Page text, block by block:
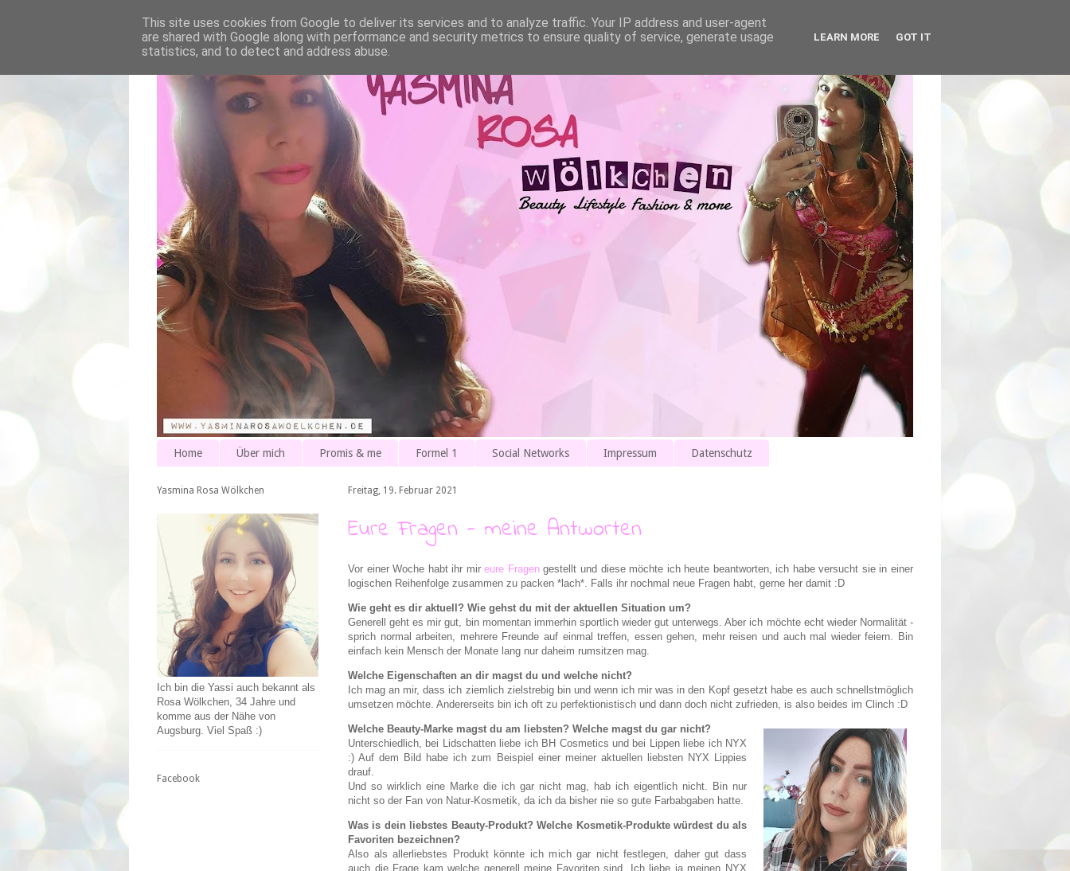
Home Über mich Promis & me Formel 1 Social Networks Impressum Datenschutz
Freitag, 19. Februar 2021
Eure Fragen - meine Antworten
Vor einer Woche habt ihr mireure Fragengestellt und diese möchte ich heute beantworten, ich habe versucht sie in einer
logischen Reihenfolge zusammen zu packen *lach*. Falls ihr nochmal neue Fragen habt, gerne her damit :D
Wie geht es dir aktuell? Wie gehst du mit der aktuellen Situation um?
Generell geht es mir gut, bin momentan immerhin sportlich wieder gut unterwegs. Aber ich möchte echt wieder Normalität -
sprich normal arbeiten, mehrere Freunde auf einmal treffen, essen gehen, mehr reisen und auch mal wieder feiern. Bin
einfach kein Mensch der Monate lang nur daheim rumsitzen mag.
Welche Eigenschaften an dir magst du und welche nicht?
Ich mag an mir, dass ich ziemlich zielstrebig bin und wenn ich mir was in den Kopf gesetzt habe es auch schnellstmöglich
umsetzen möchte. Andererseits bin ich oft zu perfektionistisch und dann doch nicht zufrieden, is also beides im Clinch :D
Welche Beauty-Marke magst du am liebsten? Welche magst du gar nicht?
Unterschiedlich, bei Lidschatten liebe ich BH Cosmetics und bei Lippen liebe ich NYX
:) Auf dem Bild habe ich zum Beispiel einer meiner aktuellen liebsten NYX Lippies
drauf.
Und so wirklich eine Marke die ich gar nicht mag, hab ich eigentlich nicht. Bin nur
nicht so der Fan von Natur-Kosmetik, da ich da bisher nie so gute Farbabgaben hatte.
Was is dein liebstes Beauty-Produkt? Welche Kosmetik-Produkte würdest du als
Favoriten bezeichnen?
Also als allerliebstes Produkt könnte ich mich gar nicht festlegen, daher gut dass
auch die Frage kam welche generell meine Favoriten sind. Ich liebe ja meinen NYX
Yasmina Rosa Wölkchen
Ich bin die Yassi auch bekannt als
Rosa Wölkchen, 34 Jahre und
komme aus der Nähe von
Augsburg. Viel Spaß :)
Facebook
This site uses cookies from Google to deliver its services and to analyze traffic. Your IP address and user-agent
are shared with Google along with performance and security metrics to ensure quality of service, generate usage
statistics, and to detect and address abuse.
LEARN MORE GOT IT